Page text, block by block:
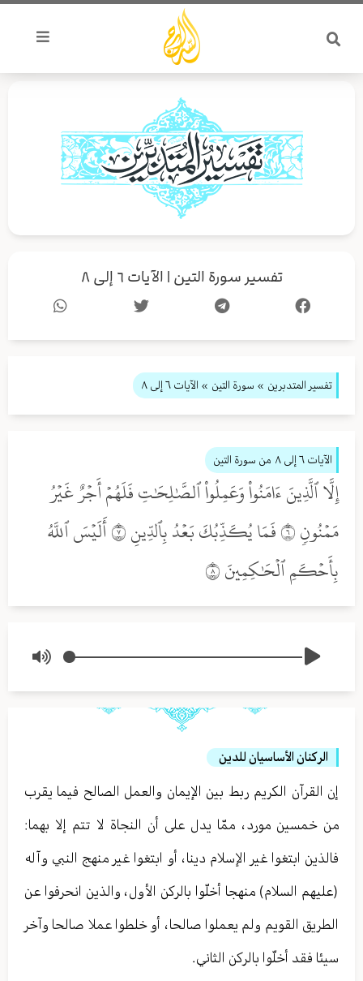
تخطي
المحتوى
تفسير سورة التين | الآيات ٦ إلى ٨
تفسير المتدبرين » سورة التين » الآيات ٦ إلى ٨
الآيات ٦ إلى ٨ من سورة التين
إِلَّا ٱلَّذِينَ ءَامَنُواْ وَعَمِلُواْ ٱلصَّٰلِحَٰتِ فَلَهُمۡ أَجۡرٌ غَيۡرُ
مَمۡنُونٖ ٦ فَمَا يُكَذِّبُكَ بَعۡدُ بِٱلدِّينِ ٧ أَلَيۡسَ ٱللَّهُ
بِأَحۡكَمِ ٱلۡحَٰكِمِينَ ٨
الركنان الأساسيان للدين
إن القرآن الكريم ربط بين الإيمان والعمل الصالح فيما يقرب
من خمسين مورد ، ممّا يدل على أن النجاة لا تتم إلا بهما :
فالذين ابتغوا غير الإسلام دينا ، أو ابتغوا غير منهج النبي وآله
(عليهم السلام) منهجا أخلّوا بالركن الأول ، والذين انحرفوا عن
الطريق القويم ولم يعملوا صالحا ، أو خلطوا عملا صالحا وآخر
سيئا فقد أخلّوا بالركن الثاني .